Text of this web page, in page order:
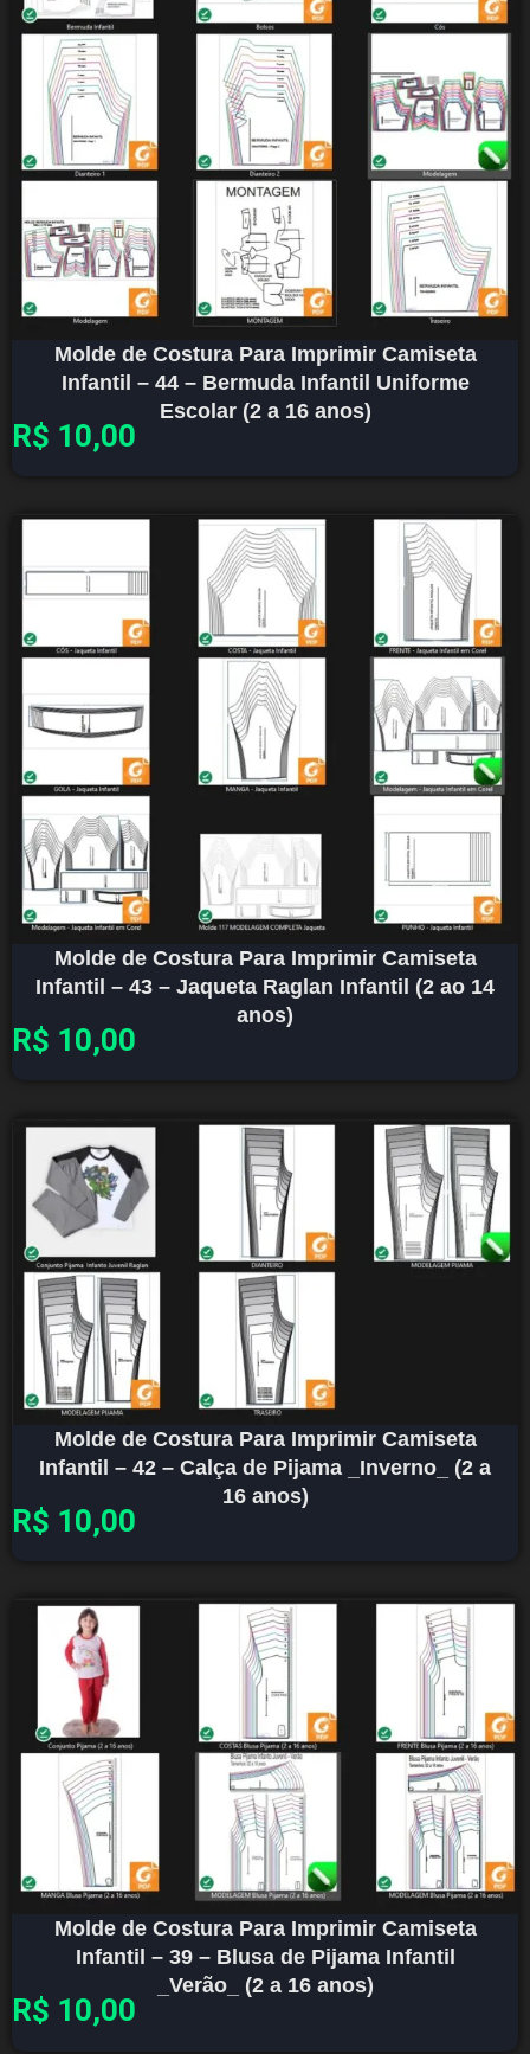
Molde de Costura Para Imprimir Camiseta
Infantil – 44 – Bermuda Infantil Uniforme
Escolar (2 a 16 anos)
R$ 10,00
Molde de Costura Para Imprimir Camiseta
Infantil – 43 – Jaqueta Raglan Infantil (2 ao 14
anos)
R$ 10,00
Molde de Costura Para Imprimir Camiseta
Infantil – 42 – Calça de Pijama _Inverno_ (2 a
16 anos)
R$ 10,00
Molde de Costura Para Imprimir Camiseta
Infantil – 39 – Blusa de Pijama Infantil
_Verão_ (2 a 16 anos)
R$ 10,00